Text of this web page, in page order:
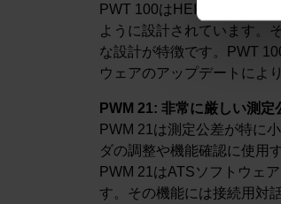
PWT 100はHEIDENHAIN
ように設計されています。
な設計が特徴です。PWT
ウェアのアップデートによ
PWM 21: 非常に厳しい測
PWM 21は測定公差が特に
ダの調整や機能確認に使用
PWM 21はATSソフトウェ
す。その機能には接続用対